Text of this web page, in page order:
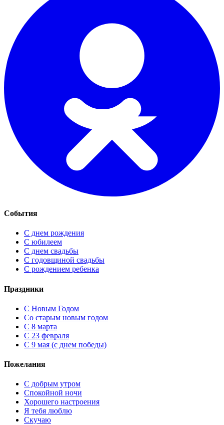
События
С днем рождения
С юбилеем
С днем свадьбы
С годовщиной свадьбы
С рождением ребенка
Праздники
C Новым Годом
Cо старым новым годом
С 8 марта
С 23 февраля
С 9 мая (с днем победы)
Пожелания
С добрым утром
Спокойной ночи
Хорошего настроения
Я тебя люблю
Скучаю